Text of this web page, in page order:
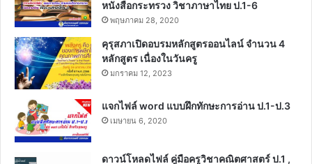
หนังสือกระทรวง วิชาภาษาไทย ป.1-6
พฤษภาคม 28, 2020
คุรุสภาเปิดอบรมหลักสูตรออนไลน์ จำนวน 4
หลักสูตร เนื่องในวันครู
มกราคม 12, 2023
แจกไฟล์ word แบบฝึกทักษะการอ่าน ป.1-ป.3
เมษายน 6, 2020
ดาวน์โหลดไฟล์ คู่มือครูวิชาคณิตศาสตร์ ป.1 ,